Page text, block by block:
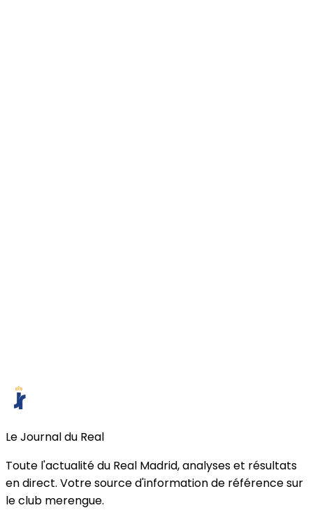
Le Journal du Real
Toute l'actualité du Real Madrid, analyses et résultats
en direct. Votre source d'information de référence sur
le club merengue.